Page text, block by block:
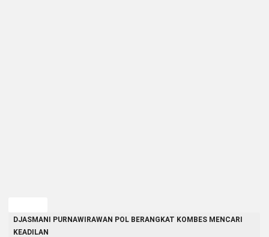
DJASMANI PURNAWIRAWAN POL BERANGKAT KOMBES MENCARI
KEADILAN